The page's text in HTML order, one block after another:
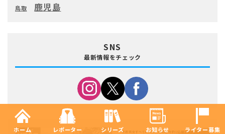
鳥取 鹿児島
SNS
最新情報をチェック
ホーム レポーター シリーズ お知らせ ライター募集